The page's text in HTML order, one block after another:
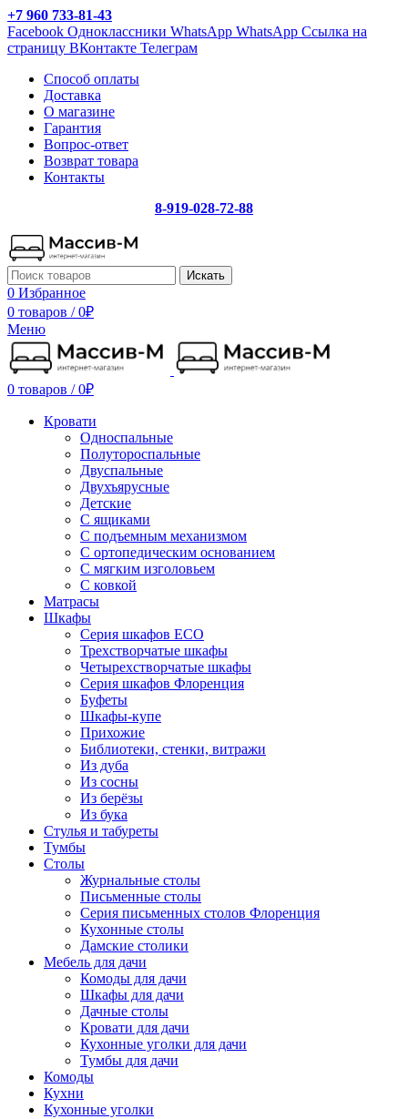
+7 960 733-81-43
Facebook Одноклассники WhatsApp WhatsApp Ссылка на
страницу ВКонтакте Телеграм
Способ оплаты
Доставка
О магазине
Гарантия
Вопрос-ответ
Возврат товара
Контакты
8-919-028-72-88
Искать
0 Избранное
0 товаров / 0₽
Меню
0 товаров / 0₽
Кровати
Односпальные
Полутороспальные
Двуспальные
Двухъярусные
Детские
С ящиками
С подъемным механизмом
С ортопедическим основанием
С мягким изголовьем
С ковкой
Матрасы
Шкафы
Серия шкафов ECO
Трехстворчатые шкафы
Четырехстворчатые шкафы
Серия шкафов Флоренция
Буфеты
Шкафы-купе
Прихожие
Библиотеки, стенки, витражи
Из дуба
Из сосны
Из берёзы
Из бука
Стулья и табуреты
Тумбы
Столы
Журнальные столы
Письменные столы
Серия письменных столов Флоренция
Кухонные столы
Дамские столики
Мебель для дачи
Комоды для дачи
Шкафы для дачи
Дачные столы
Кровати для дачи
Кухонные уголки для дачи
Тумбы для дачи
Комоды
Кухни
Кухонные уголки